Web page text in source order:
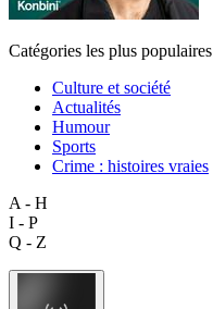
Catégories les plus populaires
Culture et société
Actualités
Humour
Sports
Crime : histoires vraies
A - H
I - P
Q - Z